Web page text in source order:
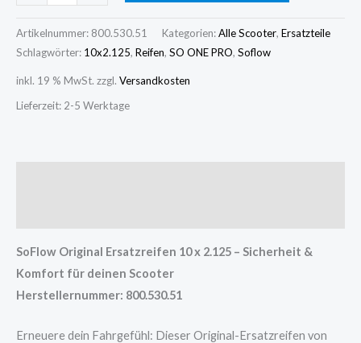
Artikelnummer: 800.530.51 Kategorien:Alle Scooter, Ersatzteile
Schlagwörter: 10x2.125, Reifen, SO ONE PRO, Soflow
inkl. 19 % MwSt. zzgl. Versandkosten
Lieferzeit: 2-5 Werktage
SoFlow Original Ersatzreifen 10 x 2.125 – Sicherheit &
Komfort für deinen Scooter
Herstellernummer: 800.530.51
Erneuere dein Fahrgefühl: Dieser Original-Ersatzreifen von